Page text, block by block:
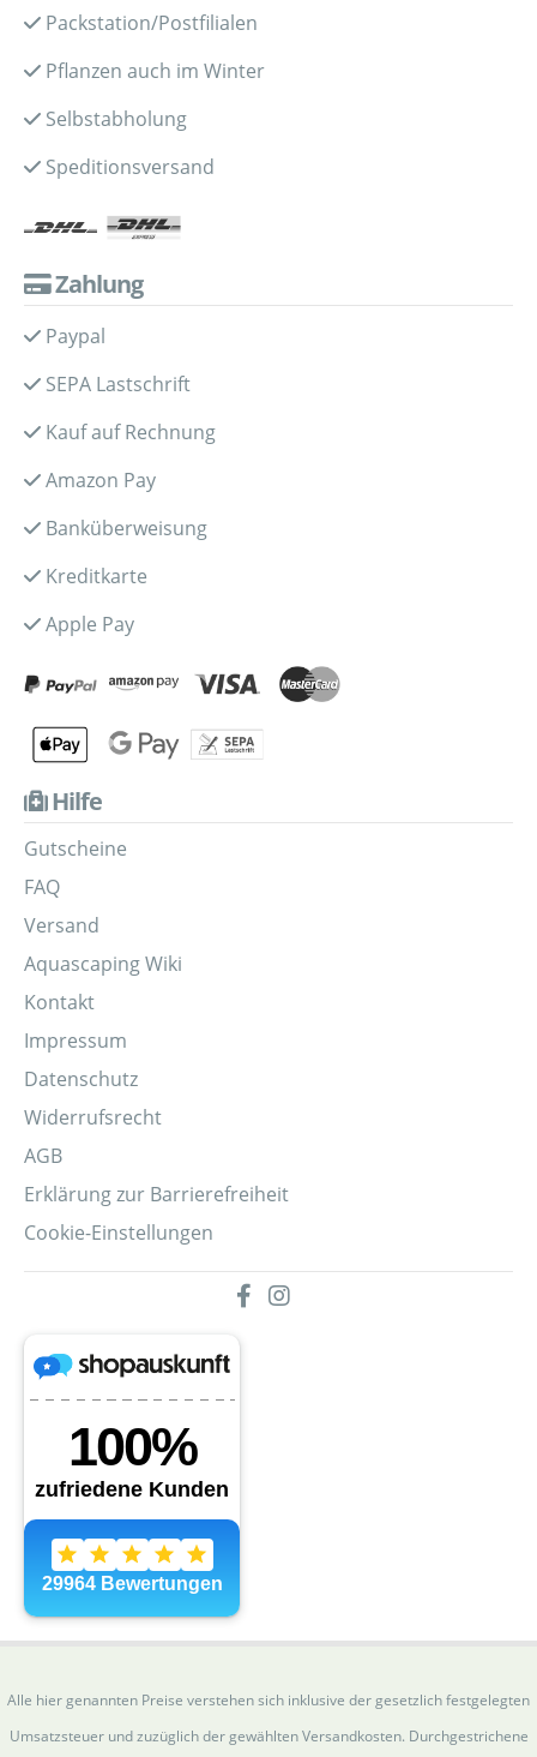
Packstation/Postfilialen
Pflanzen auch im Winter
Selbstabholung
Speditionsversand
Zahlung
Paypal
SEPA Lastschrift
Kauf auf Rechnung
Amazon Pay
Banküberweisung
Kreditkarte
Apple Pay
Hilfe
Gutscheine
FAQ
Versand
Aquascaping Wiki
Kontakt
Impressum
Datenschutz
Widerrufsrecht
AGB
Erklärung zur Barrierefreiheit
Cookie-Einstellungen
Alle hier genannten Preise verstehen sich inklusive der gesetzlich festgelegten
Umsatzsteuer und zuzüglich der gewählten Versandkosten. Durchgestrichene